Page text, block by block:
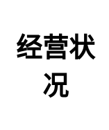
经营状
况